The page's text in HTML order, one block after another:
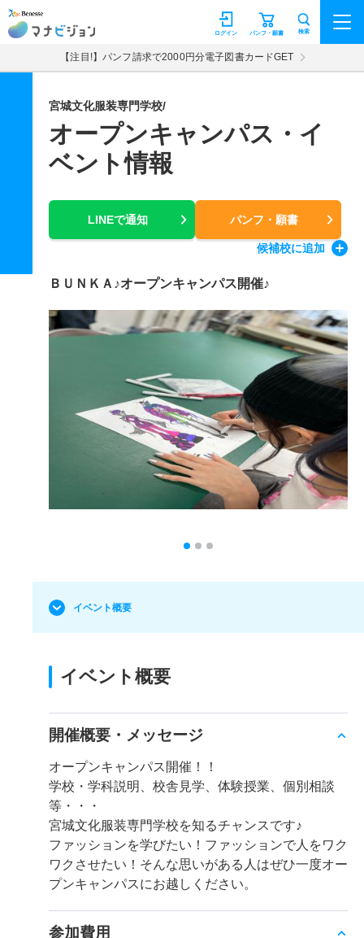
マナビジョン パンフ・願書
ログイン 検索
【注目!】パンフ請求で2000円分電子図書カードGET
宮城文化服装専門学校/
オープンキャンパス・イ
ベント情報
LINEで通知 パンフ・願書
候補校に追加
ＢＵＮＫＡ♪オープンキャンパス開催♪
イベント概要
イベント概要
開催概要・メッセージ
オープンキャンパス開催！！
学校・学科説明、校舎見学、体験授業、個別相談
等・・・
宮城文化服装専門学校を知るチャンスです♪
ファッションを学びたい！ファッションで人をワク
ワクさせたい！そんな思いがある人はぜひ一度オー
プンキャンパスにお越しください。
参加費用